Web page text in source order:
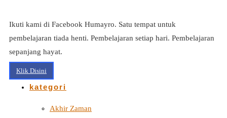
Ikuti kami di Facebook Humayro. Satu tempat untuk
pembelajaran tiada henti. Pembelajaran setiap hari. Pembelajaran
sepanjang hayat.
Klik Disini
kategori
Akhir Zaman